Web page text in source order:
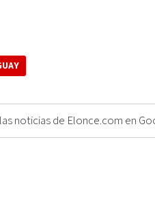
noticias de Elonce.com en